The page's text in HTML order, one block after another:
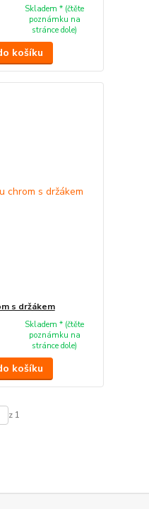
Skladem * (čtěte
poznámku na
stránce dole)
košíku
s držákem
Skladem * (čtěte
poznámku na
stránce dole)
košíku
z 1